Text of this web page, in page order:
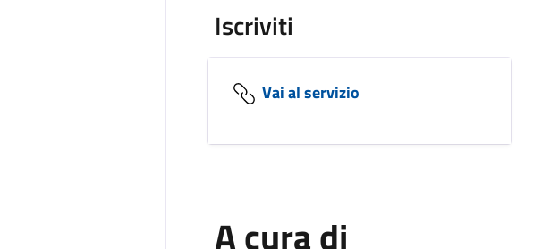
Iscriviti
Vai al servizio
A cura di